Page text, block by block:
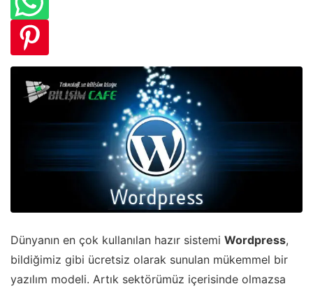
Dünyanın en çok kullanılan hazır sistemi Wordpress,
bildiğimiz gibi ücretsiz olarak sunulan mükemmel bir
yazılım modeli. Artık sektörümüz içerisinde olmazsa